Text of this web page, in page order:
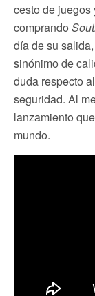
cesto de juegos
comprando
día de su
sinónimo de
duda respecto
seguridad. Al
lanzamiento
mundo.